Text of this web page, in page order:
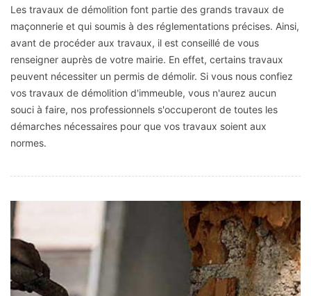
Les travaux de démolition font partie des grands travaux de
maçonnerie et qui soumis à des réglementations précises. Ainsi,
avant de procéder aux travaux, il est conseillé de vous
renseigner auprès de votre mairie. En effet, certains travaux
peuvent nécessiter un permis de démolir. Si vous nous confiez
vos travaux de démolition d'immeuble, vous n'aurez aucun
souci à faire, nos professionnels s'occuperont de toutes les
démarches nécessaires pour que vos travaux soient aux
normes.